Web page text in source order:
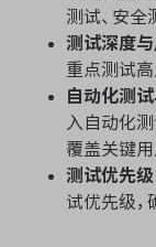
测试、安全
测试深度与
重点测试高
自动化测
入自动化
覆盖关键用
测试优先级
试优先级，